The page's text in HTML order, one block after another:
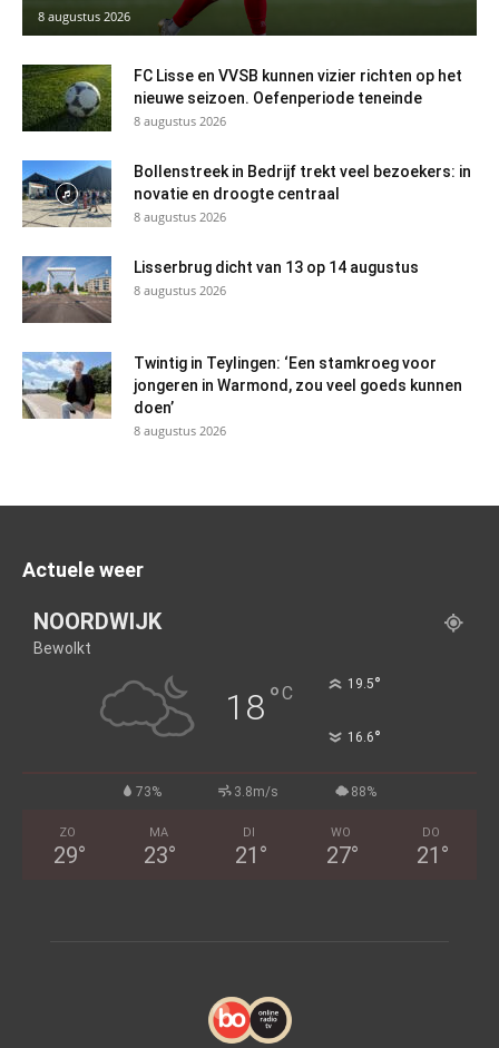
8 augustus 2026
FC Lisse en VVSB kunnen vizier richten op het
nieuwe seizoen. Oefenperiode teneinde
8 augustus 2026
Bollenstreek in Bedrijf trekt veel bezoekers: in
novatie en droogte centraal
8 augustus 2026
Lisserbrug dicht van 13 op 14 augustus
8 augustus 2026
Twintig in Teylingen: ‘Een stamkroeg voor
jongeren in Warmond, zou veel goeds kunnen
doen’
8 augustus 2026
Actuele weer
NOORDWIJK
Bewolkt
18°C 19.5°
16.6°
73% 3.8m/s 88%
ZO
29°
MA
23°
DI
21 °
WO
27°
DO
21 °